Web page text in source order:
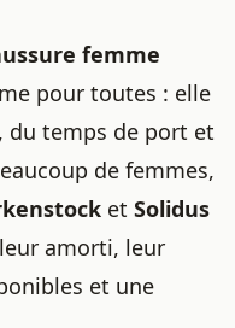
femme
pour toutes : elle
du temps de port et
de femmes,
et Solidus
amorti, leur
et une